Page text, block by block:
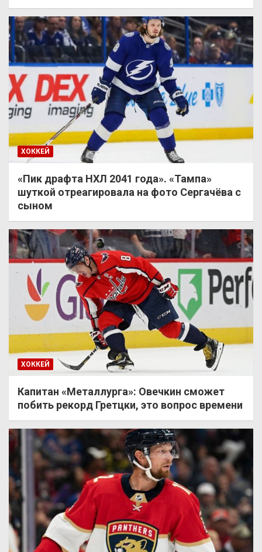
ХОККЕЙ
«Пик драфта НХЛ 2041 года». «Тампа»
шуткой отреагировала на фото Сергачёва с
сыном
ХОККЕЙ
Капитан «Металлурга»: Овечкин сможет
побить рекорд Гретцки, это вопрос времени